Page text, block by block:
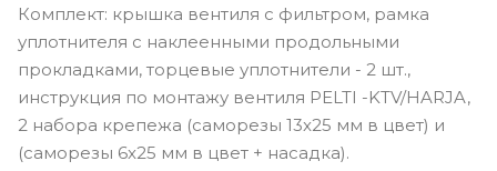
Комплект: крышка вентиля с фильтром, рамка
уплотнителя с наклеенными продольными
прокладками, торцевые уплотнители - 2 шт.,
инструкция по монтажу вентиля PELTI -KTV/HARJA,
2 набора крепежа (саморезы 13x25 мм в цвет) и
(саморезы 6x25 мм в цвет + насадка).